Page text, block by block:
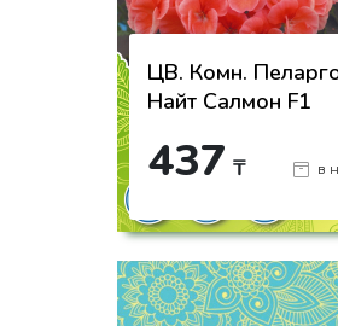
ЦВ. Комн.
Найт Салмон F1
437 ₸
в
- +